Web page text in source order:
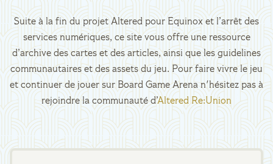
Suite à la fin du projet Altered pour Equinox et l’arrêt des
services numériques, ce site vous offre une ressource
d’archive des cartes et des articles, ainsi que les guidelines
communautaires et des assets du jeu. Pour faire vivre le jeu
et continuer de jouer sur Board Game Arena n'hésitez pas à
rejoindre la communauté d’Altered Re:Union